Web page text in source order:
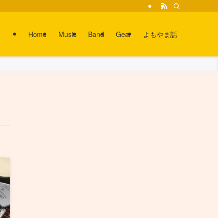
Home Music Band Gear よもやま話